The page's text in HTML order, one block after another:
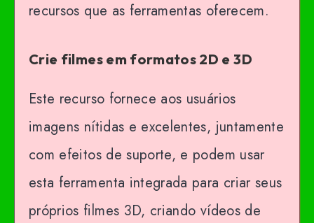
recursos que as ferramentas oferecem.
Crie filmes em formatos 2D e 3D
Este recurso fornece aos usuários
imagens nítidas e excelentes, juntamente
com efeitos de suporte, e podem usar
esta ferramenta integrada para criar seus
próprios filmes 3D, criando vídeos de